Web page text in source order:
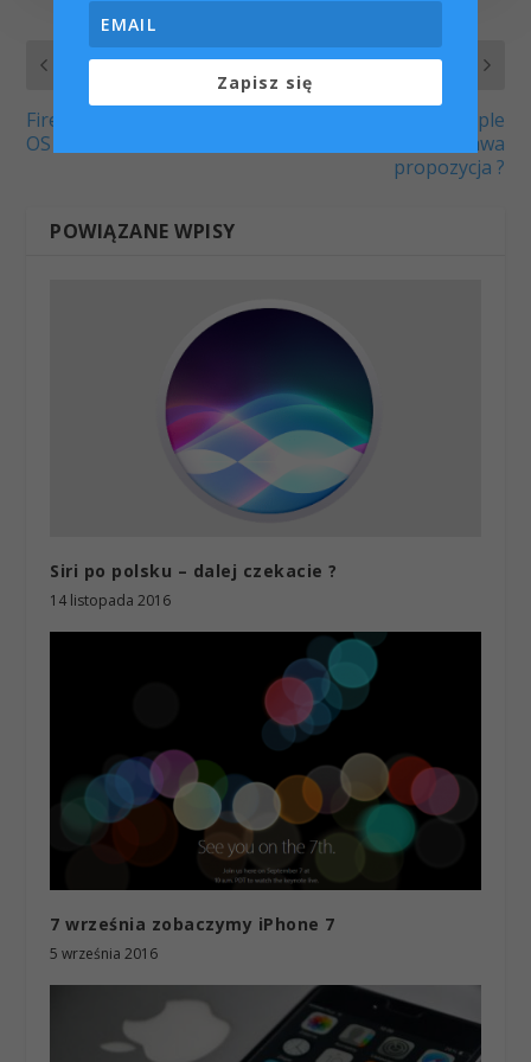
POPRZEDNI
Firefox OS symulator w
OS X
NASTĘPNY
23 Listopada Apple
Online Store, ciekawa
propozycja ?
POWIĄZANE WPISY
Siri po polsku – dalej czekacie ?
14 listopada 2016
7 września zobaczymy iPhone 7
5 września 2016
Zapisz się